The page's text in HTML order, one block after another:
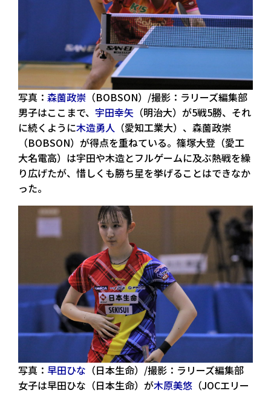
写真： 森薗政崇 （BOBSON）/撮影：ラリーズ編集部
男子はここまで、 宇田幸矢 （明治大）が5戦5勝、それ
に続くように木造勇人 （愛知工業大）、森薗政崇
（BOBSON）が得点を重ねている。篠塚大登（愛工
大名電高）は宇田や木造とフルゲームに及ぶ熱戦を繰
り広げたが、惜しくも勝ち星を挙げることはできなか
った。
写真： 早田ひな （日本生命）/撮影：ラリーズ編集部
女子は早田ひな（日本生命）が木原美悠 （JOCエリー